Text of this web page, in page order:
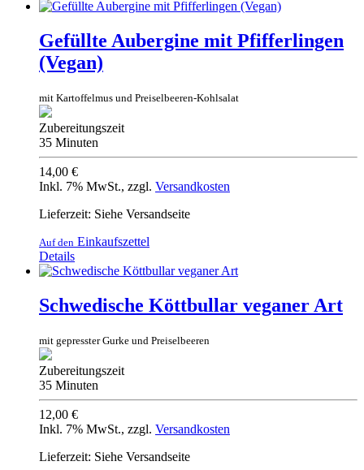
Gefüllte Aubergine mit Pfifferlingen
(Vegan)
mit Kartoffelmus und Preiselbeeren-Kohlsalat
Zubereitungszeit
35 Minuten
14,00 €
Inkl. 7% MwSt., zzgl. Versandkosten
Lieferzeit: Siehe Versandseite
Auf den Einkaufszettel
Details
Schwedische Köttbullar veganer Art
mit gepresster Gurke und Preiselbeeren
Zubereitungszeit
35 Minuten
12,00 €
Inkl. 7% MwSt., zzgl. Versandkosten
Lieferzeit: Siehe Versandseite